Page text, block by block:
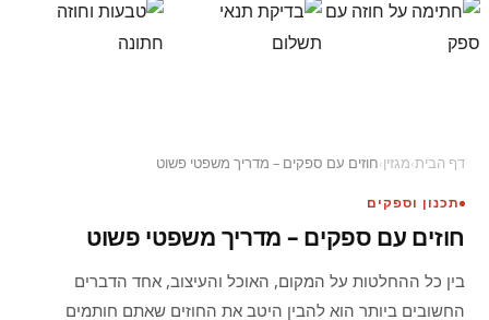
דף הבית›מגזין›חוזים עם ספקים – מדריך משפטי פשוט
תכנון וספקים
חוזים עם ספקים – מדריך משפטי פשוט
בין כל ההחלטות על המקום, האוכל והעיצוב, אחד הדברים
החשובים ביותר הוא להבין היטב את החוזים שאתם חותמים